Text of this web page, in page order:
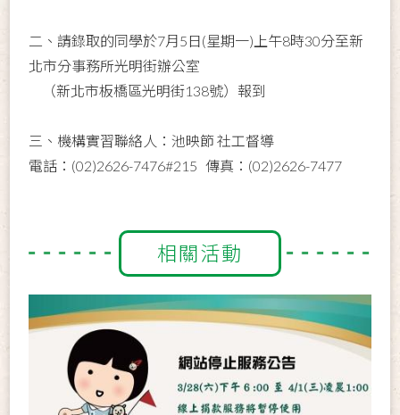
二、請錄取的同學於7月5日(星期一)上午8時30分至新
北市分事務所光明街辦公室
（新北市板橋區光明街138號）報到
三、機構實習聯絡人：池映節 社工督導
電話：(02)2626-7476#215 傳真：(02)2626-7477
相關活動